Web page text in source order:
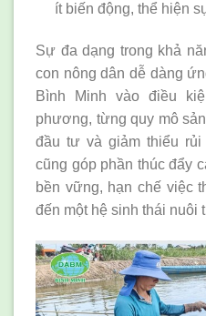
ít biến động, thể hiện
Sự đa dạng trong khả
con nông dân dễ dàng
Bình Minh vào điều
phương, từng quy mô
đầu tư và giảm thiểu
cũng góp phần thúc đẩy
bền vững, hạn chế việc
đến một hệ sinh thái nuôi